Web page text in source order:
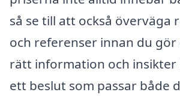
så se till att också överväga
och referenser innan du gör
rätt information och insikter
ett beslut som passar både